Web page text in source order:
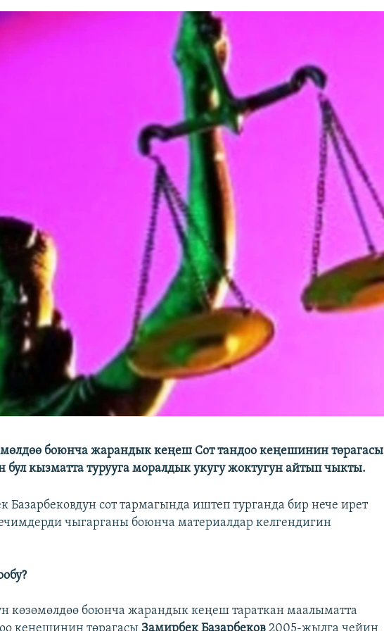
боюнча жарандык кеңеш Сот тандоо кеңешинин төрагасы
бул кызматта турууга моралдык укугу жоктугун айтып чыкты.
Базарбековдун сот тармагында иштеп турганда бир нече ирет
чыгарганы боюнча материалдар келгендигин
көзөмөлдөө боюнча жарандык кеңеш тараткан маалыматта